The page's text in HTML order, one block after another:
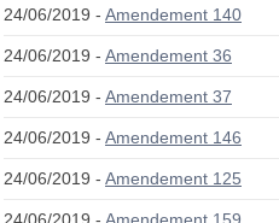
24/06/2019 - Amendement 140
24/06/2019 - Amendement 36
24/06/2019 - Amendement 37
24/06/2019 - Amendement 146
24/06/2019 - Amendement 125